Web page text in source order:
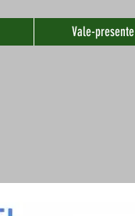
Vale-presente